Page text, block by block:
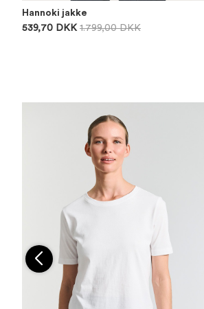
Hannoki jakke
539,70 DKK 1.799,00 DKK